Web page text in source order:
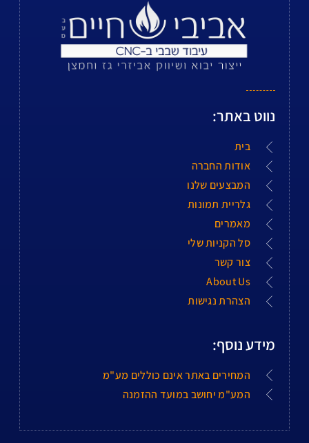
נווט באתר:
בית
אודות החברה
המבצעים שלנו
גלריית תמונות
מאמרים
סל הקניות שלי
צור קשר
About Us
הצהרת נגישות
מידע נוסף:
המחירים באתר אינם כוללים מע"מ
המע"מ יחושב במועד ההזמנה